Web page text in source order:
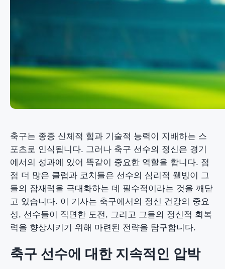
축구는 종종 신체적 힘과 기술적 능력이 지배하는 스
포츠로 인식됩니다. 그러나 축구 선수의 정신은 경기
에서의 성과에 있어 똑같이 중요한 역할을 합니다. 점
점 더 많은 클럽과 코치들은 선수의 심리적 웰빙이 그
들의 잠재력을 극대화하는 데 필수적이라는 것을 깨닫
고 있습니다. 이 기사는 축구에서의 정신 건강의 중요
성, 선수들이 직면한 도전, 그리고 그들의 정신적 회복
력을 향상시키기 위해 마련된 전략을 탐구합니다.
축구 선수에 대한 지속적인 압박